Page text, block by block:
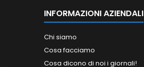
INFORMAZIONI AZIENDALI
Chi siamo
Cosa facciamo
Cosa dicono di noi i giornali!